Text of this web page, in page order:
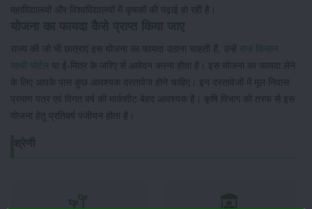
महाविद्यालयों और विश्वविद्यालयों में कृषकों की पढ़ाई हो रही है।
राज्य की जो भी छात्राएं इस योजना का फायदा उठाना चाहती हैं, उन्हें राज किसान
साथी पोर्टल या ई-मित्र के जरिए से आवेदन करना होता है। इस योजना का फायदा लेने
के लिए आपके पास कुछ आवश्यक दस्तावेज होने चाहिए। इन दस्तावेजों में मूल निवास
प्रमाण पत्र एवं विगत वर्ष की मार्कशीट बेहद आवश्यक है। कृषि विभाग की तरफ से इस
योजना हेतु प्रतिवर्ष पंजीयन होता है।